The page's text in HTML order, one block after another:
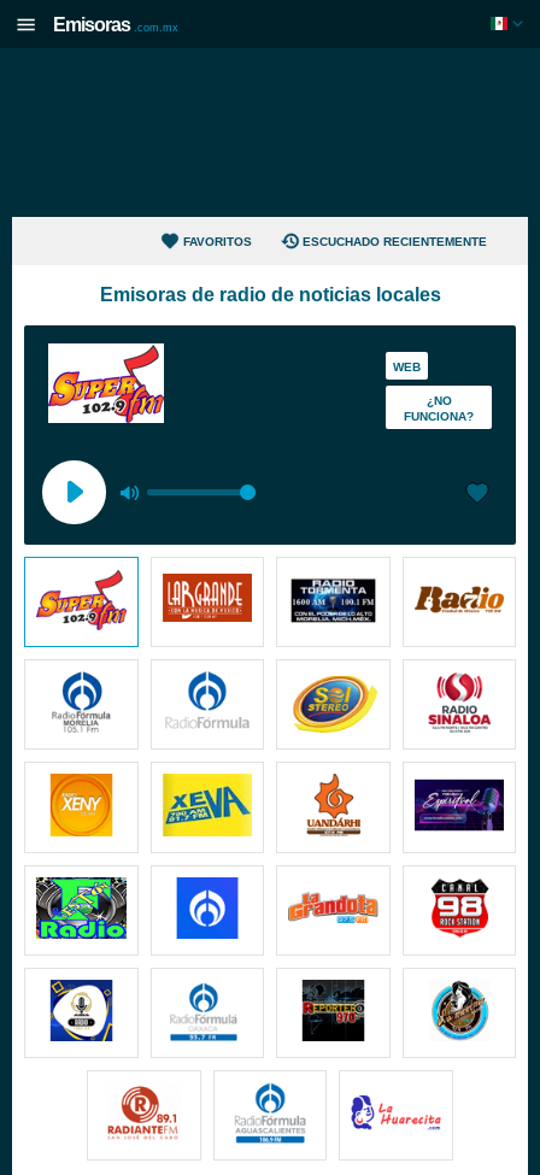
Emisoras .com.mx
FAVORITOS ESCUCHADO RECIENTEMENTE
Emisoras de radio de noticias locales
WEB
¿NO
FUNCIONA?